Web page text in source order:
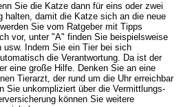
Sie die Katze dann für eins oder zwei
halten, damit die Katze sich an die neue
Sie vom Ratgeber mit Tipps
vor, unter "A" finden Sie beispielsweise
Indem Sie ein Tier bei sich
die Verantwortung. Da ist der
eine große Hilfe. Denken Sie an eine
Tierarzt, der rund um die Uhr erreichbar
Sie unkompliziert über die Vermittlungs-
können Sie weitere